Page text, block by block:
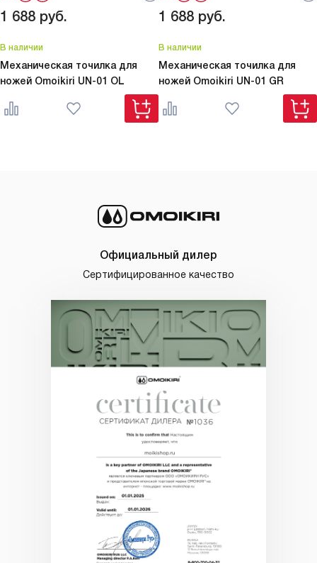
1 688 руб.
В наличии
Механическая точилка для
ножей Omoikiri UN-01 OL
1 688 руб.
В наличии
Механическая точилка для
ножей Omoikiri UN-01 GR
Официальный дилер
Сертифицированное качество